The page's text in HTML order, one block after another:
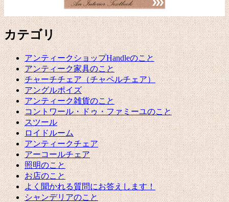
カテゴリ
アンティークショップHandleのこと
アンティーク家具のこと
チャーチチェア（チャペルチェア）
アングルポイズ
アンティーク雑貨のこと
コントワール・ドゥ・ファミーユのこと
スツール
ロイドルーム
アンティークチェア
アーコールチェア
照明のこと
お店のこと
よく聞かれる質問にお答えします！
シャンデリアのこと